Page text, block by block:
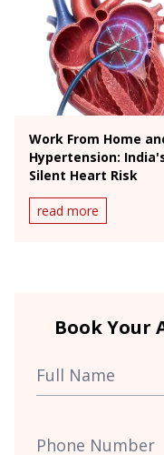
Work From Home
Hypertension:
Silent Heart Risk
read more
Book Your